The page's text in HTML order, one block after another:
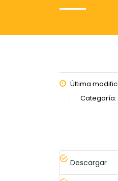
Última
Categoría:
Descargar